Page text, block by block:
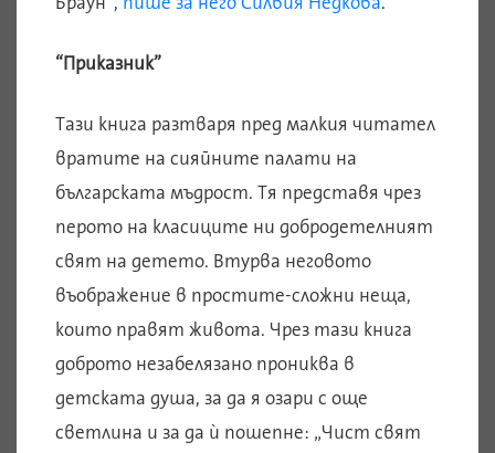
“Приказник”
Тази книга разтваря пред малкия читател
вратите на сияйните палати на
българската мъдрост. Тя представя чрез
перото на класиците ни добродетелният
свят на детето. Втурва неговото
въображение в простите-сложни неща,
които правят живота. Чрез тази книга
доброто незабелязано прониква в
детската душа, за да я озари с още
светлина и за да ѝ пошепне: „Чист свят